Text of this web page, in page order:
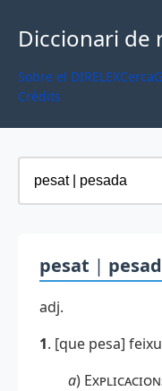
Diccionari de
Sobre el DIRELEXCerca
Crèdits
pesat |
adj.
1. [que pesa]
a)